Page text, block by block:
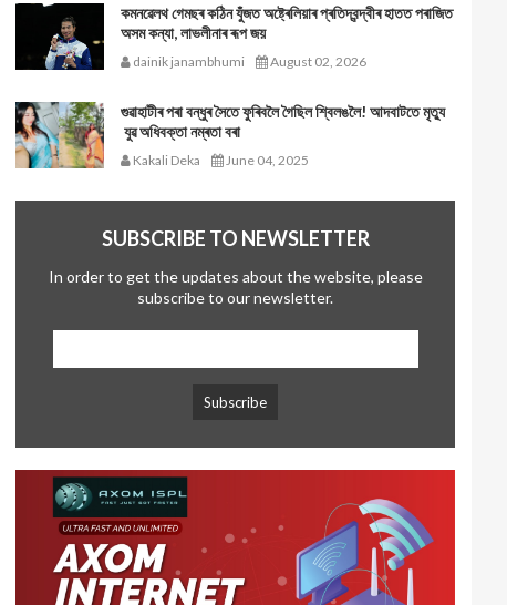
কমনৱেলথ গেমছৰ কঠিন যুঁজত অষ্ট্ৰেলিয়াৰ প্ৰতিদ্বন্দ্বীৰ হাতত পৰাজিত
অসম কন্যা, লাভলীনাৰ ৰূপ জয়
dainik janambhumi August 02, 2026
গুৱাহাটীৰ পৰা বন্ধুৰ সৈতে ফুৰিবলৈ গৈছিল শ্বিলঙলৈ! আদবাটতে মৃত্যু
যুৱ অধিবক্তা নম্ৰতা বৰা
Kakali Deka June 04, 2025
SUBSCRIBE TO NEWSLETTER
In order to get the updates about the website, please
subscribe to our newsletter.